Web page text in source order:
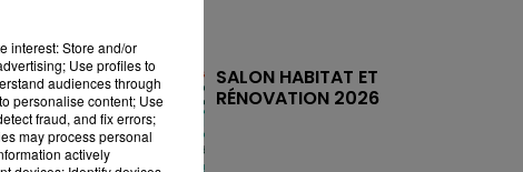
SALON HABITAT ET
RÉNOVATION 2026
interest: Store and/or
Use profiles to
audiences through
personalise content; Use
fraud, and fix errors;
may process personal
actively